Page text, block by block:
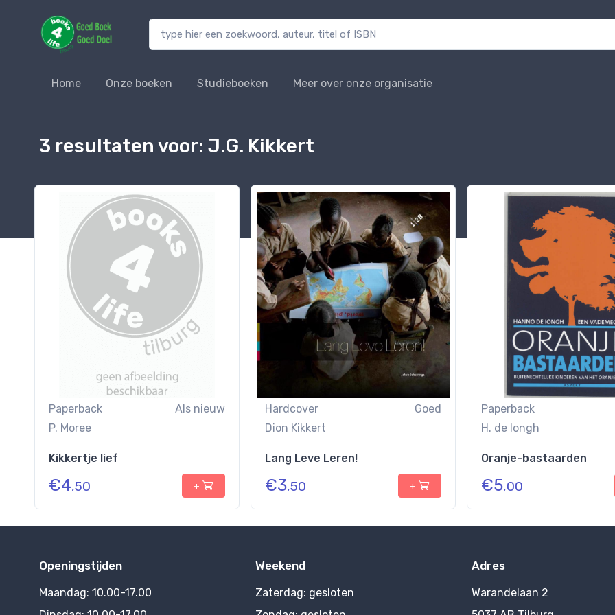
Home Onze boeken Studieboeken Meer over onze organisatie
3 resultaten voor: J.G. Kikkert
Paperback
Als nieuw
P. Moree
Kikkertje lief
€4,50 +
Hardcover
Goed
Dion Kikkert
Lang Leve Leren!
€3,50 +
Paperback
H. de Iongh
Oranje-bastaarden
€5,00
Openingstijden
Maandag: 10.00-17.00
Weekend
Zaterdag: gesloten
Adres
Warandelaan 2